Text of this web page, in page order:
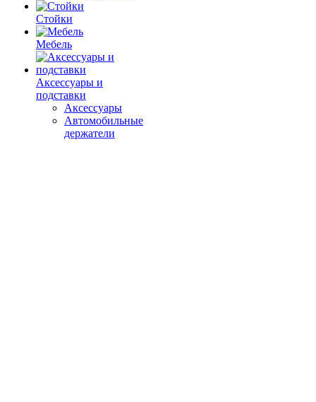
Стойки
Мебель
Аксессуары и
подставки
Аксессуары
Автомобильные
держатели